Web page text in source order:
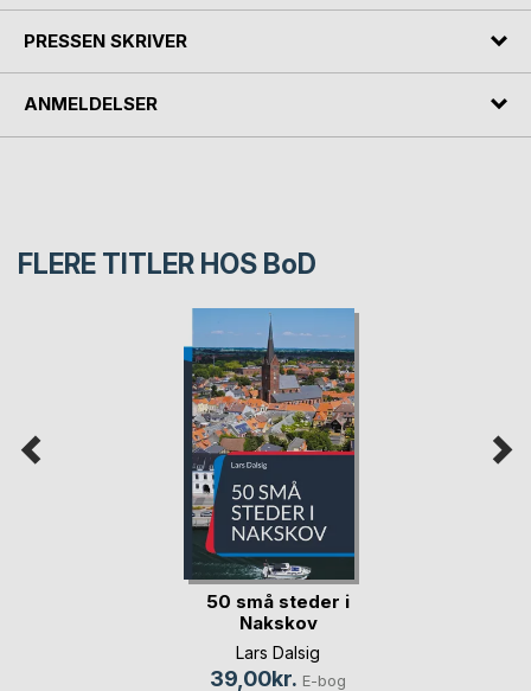
PRESSEN SKRIVER
ANMELDELSER
FLERE TITLER HOS BoD
50 små steder i
Nakskov
Lars Dalsig
39,00kr. E-bog